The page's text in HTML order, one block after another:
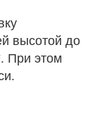
высотой до
При этом